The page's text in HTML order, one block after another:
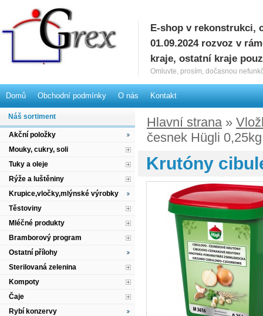
Hlavní strana»
česnek Hügli 0,25kg
Krutóny
Náš sortiment
Akční položky
Mouky, cukry, soli
Tuky a oleje
Rýže a luštěniny
Krupice,vločky,mlýnské výrobky
Těstoviny
Mléčné produkty
Bramborový program
Ostatní přílohy
Sterilovaná zelenina
Kompoty
Čaje
Rybí konzervy
G
E-shop v rekonstrukci,
01.09.2024 rozvoz v
kraje, ostatní kraje
Omluvte, prosím, dočasnou
Domů Obchodní podmínky O nás Kontakt